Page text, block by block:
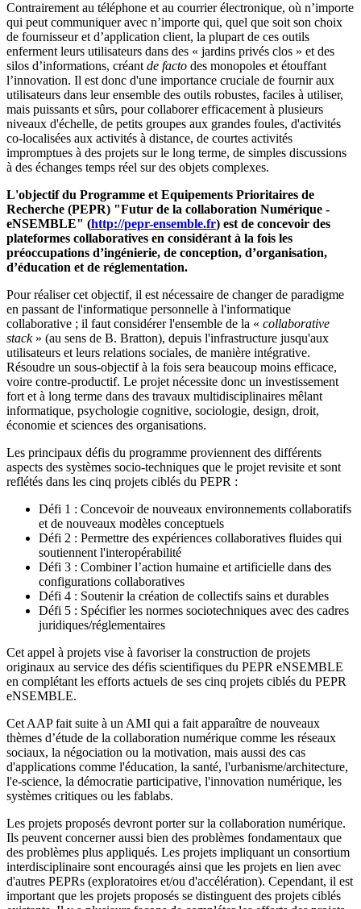
Contrairement au téléphone et au courrier électronique, où n’importe
qui peut communiquer avec n’importe qui, quel que soit son choix
de fournisseur et d’application client, la plupart de ces outils
enferment leurs utilisateurs dans des « jardins privés clos » et des
silos d’informations, créant de facto des monopoles et étouffant
l’innovation. Il est donc d'une importance cruciale de fournir aux
utilisateurs dans leur ensemble des outils robustes, faciles à utiliser,
mais puissants et sûrs, pour collaborer efficacement à plusieurs
niveaux d'échelle, de petits groupes aux grandes foules, d'activités
co-localisées aux activités à distance, de courtes activités
impromptues à des projets sur le long terme, de simples discussions
à des échanges temps réel sur des objets complexes.
L'objectif du Programme et Equipements Prioritaires de
Recherche (PEPR) "Futur de la collaboration Numérique -
eNSEMBLE" (http://pepr-ensemble.fr) est de concevoir des
plateformes collaboratives en considérant à la fois les
préoccupations d’ingénierie, de conception, d’organisation,
d’éducation et de réglementation.
Pour réaliser cet objectif, il est nécessaire de changer de paradigme
en passant de l'informatique personnelle à l'informatique
collaborative ; il faut considérer l'ensemble de la « collaborative
stack» (au sens de B. Bratton), depuis l'infrastructure jusqu'aux
utilisateurs et leurs relations sociales, de manière intégrative.
Résoudre un sous-objectif à la fois sera beaucoup moins efficace,
voire contre-productif. Le projet nécessite donc un investissement
fort et à long terme dans des travaux multidisciplinaires mêlant
informatique, psychologie cognitive, sociologie, design, droit,
économie et sciences des organisations.
Les principaux défis du programme proviennent des différents
aspects des systèmes socio-techniques que le projet revisite et sont
reflétés dans les cinq projets ciblés du PEPR :
Défi 1 : Concevoir de nouveaux environnements collaboratifs
et de nouveaux modèles conceptuels
Défi 2 : Permettre des expériences collaboratives fluides qui
soutiennent l'interopérabilité
Défi 3 : Combiner l’action humaine et artificielle dans des
configurations collaboratives
Défi 4 : Soutenir la création de collectifs sains et durables
Défi 5 : Spécifier les normes sociotechniques avec des cadres
juridiques/réglementaires
Cet appel à projets vise à favoriser la construction de projets
originaux au service des défis scientifiques du PEPR eNSEMBLE
en complétant les efforts actuels de ses cinq projets ciblés du PEPR
eNSEMBLE.
Cet AAP fait suite à un AMI qui a fait apparaître de nouveaux
thèmes d’étude de la collaboration numérique comme les réseaux
sociaux, la négociation ou la motivation, mais aussi des cas
d'applications comme l'éducation, la santé, l'urbanisme/architecture,
l'e-science, la démocratie participative, l'innovation numérique, les
systèmes critiques ou les fablabs.
Les projets proposés devront porter sur la collaboration numérique.
Ils peuvent concerner aussi bien des problèmes fondamentaux que
des problèmes plus appliqués. Les projets impliquant un consortium
interdisciplinaire sont encouragés ainsi que les projets en lien avec
d'autres PEPRs (exploratoires et/ou d'accélération). Cependant, il est
important que les projets proposés se distinguent des projets ciblés